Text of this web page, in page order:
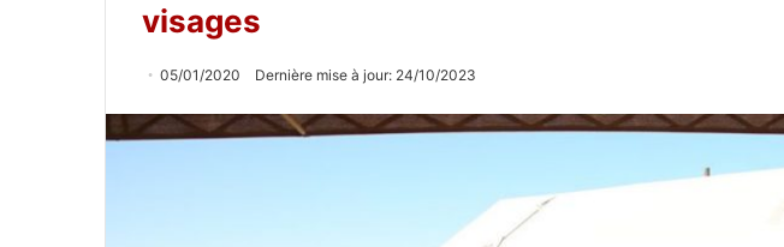
visages
05/01/2020 Dernière mise à jour: 24/10/2023